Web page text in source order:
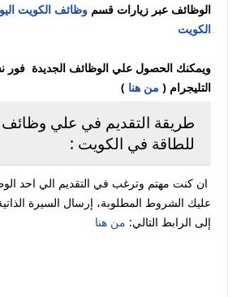
الوظائف عبر زيارات قسم وظائف الكويت
الكويت
ويمكنك الحصول علي الوظائف الجديدة فور
التليجرام ( من هنا )
طريقة التقديم في علي
للطاقة في الكويت :
ان كنت مهتم وترغب في التقديم الي احد
عليك الشروط المطلوبة، إرسال السيرة
إلى الرابط التالي: من هنا